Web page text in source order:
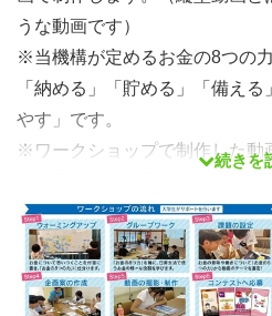
うな動画です）
※当機構が定めるお金の8つの
「納める」「貯める」「備え
やす」です。
※ワークショップで制作した動
もあります。昨年度の受賞作
消費者庁のポータルサイトに
※作った動画をコンテストに応
発行しています。ワークショッ
続きを